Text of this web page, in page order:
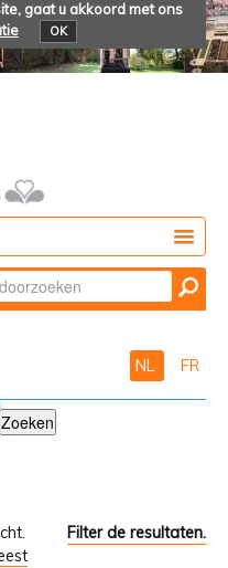
gaat u akkoord met ons
OK
NL FR
Filter de resultaten.